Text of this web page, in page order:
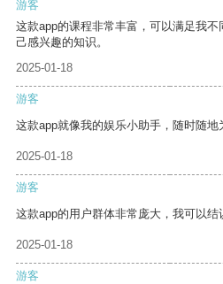
游客
这款app的课程非常丰富，可以满足我
己感兴趣的知识。
2025-01-18
游客
这款app就像我的娱乐小助手，随时随地
2025-01-18
游客
这款app的用户群体非常庞大，我可以结
2025-01-18
游客